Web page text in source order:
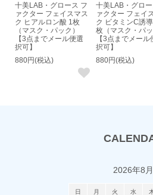
十美LAB・グロース フ
ァクター フェイスマス
ク ヒアルロン酸 1枚
（マスク・パック）
【3点までメール便選
択可】
880円(税込)
十美LAB・グロ
ァクター フェイ
ク ビタミンC誘
枚（マスク・パッ
【3点までメール
択可】
880円(税込)
2026年8月
日 月 火 水